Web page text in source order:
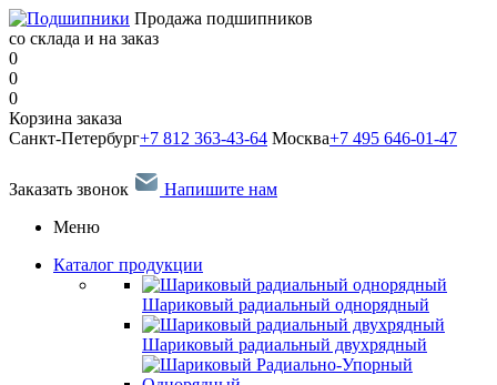
Продажа подшипников
со склада и на заказ
0
0
0
Корзина заказа
Санкт-Петербург+7 812 363-43-64 Москва+7 495 646-01-47
Заказать звонок
Напишите нам
Меню
Каталог продукции
Шариковый радиальный однорядный
Шариковый радиальный двухрядный